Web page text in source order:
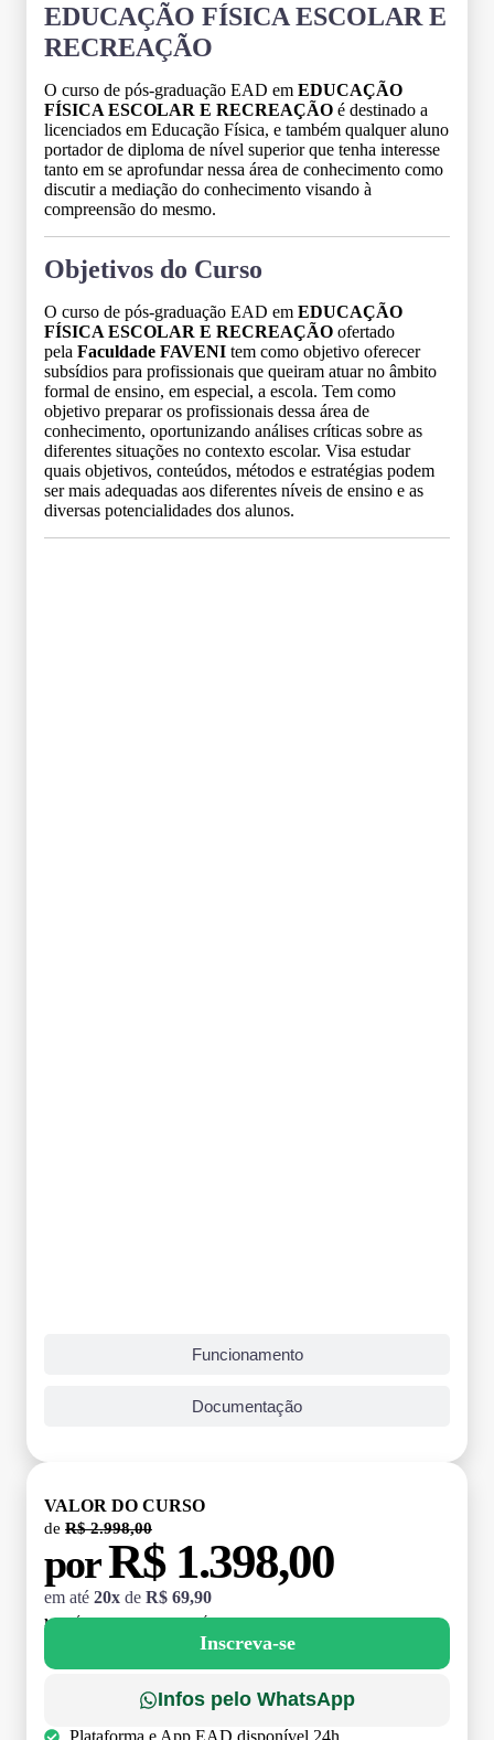
EDUCAÇÃO FÍSICA ESCOLAR E
RECREAÇÃO
O curso de pós-graduação EAD em EDUCAÇÃO
FÍSICA ESCOLAR E RECREAÇÃO é destinado a
licenciados em Educação Física, e também qualquer aluno
portador de diploma de nível superior que tenha interesse
tanto em se aprofundar nessa área de conhecimento como
discutir a mediação do conhecimento visando à
compreensão do mesmo.
Objetivos do Curso
O curso de pós-graduação EAD em EDUCAÇÃO
FÍSICA ESCOLAR E RECREAÇÃO ofertado
pela Faculdade FAVENI tem como objetivo oferecer
subsídios para profissionais que queiram atuar no âmbito
formal de ensino, em especial, a escola. Tem como
objetivo preparar os profissionais dessa área de
conhecimento, oportunizando análises críticas sobre as
diferentes situações no contexto escolar. Visa estudar
quais objetivos, conteúdos, métodos e estratégias podem
ser mais adequadas aos diferentes níveis de ensino e as
diversas potencialidades dos alunos.
Funcionamento
Documentação
VALOR DO CURSO
de R$ 2.998,00
porR$ 1.398,00
em até 20x de R$ 69,90
MATRÍCULA:
Inscreva-se
Infos pelo WhatsApp
Plataforma e App EAD disponível 24h